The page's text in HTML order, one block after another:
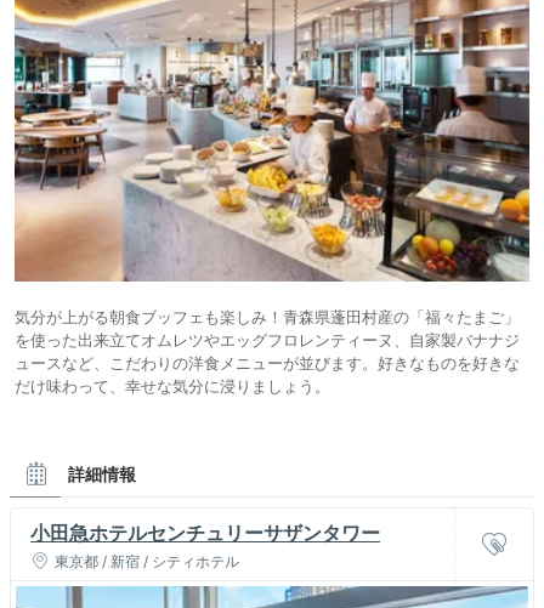
気分が上がる朝食ブッフェも楽しみ！青森県蓬田村産の「福々たまご」
を使った出来立てオムレツやエッグフロレンティーヌ、自家製バナナジ
ュースなど、こだわりの洋食メニューが並びます。好きなものを好きな
だけ味わって、幸せな気分に浸りましょう。
詳細情報
小田急ホテルセンチュリーサザンタワー
東京都 / 新宿 / シティホテル